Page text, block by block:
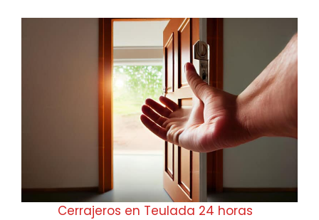
Cerrajeros en Teulada 24 horas